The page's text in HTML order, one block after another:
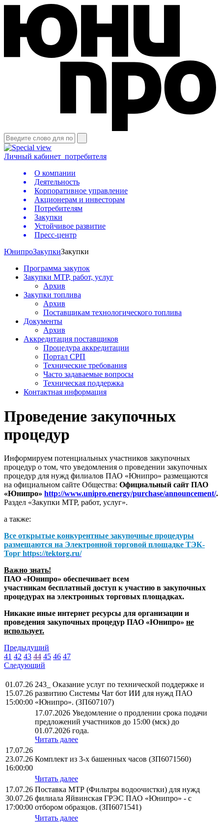
Личный кабинет потребителя
О компании
Деятельность
Корпоративное управление
Акционерам и инвесторам
Потребителям
Закупки
Устойчивое развитие
Пресс-центр
ЮнипроЗакупкиЗакупки
Программа закупок
Закупки МТР, работ, услуг
Архив
Закупки топлива
Архив
Поставщикам технологического топлива
Документы
Архив
Аккредитация поставщиков
Процедура аккредитации
Портал СРП
Технические требования
Часто задаваемые вопросы
Техническая поддержка
Контактная информация
Проведение закупочных
процедур
Информируем потенциальных участников закупочных
процедур о том, что уведомления о проведении закупочных
процедур для нужд филиалов ПАО «Юнипро» размещаются
на официальном сайте Общества: Официальный сайт ПАО
«Юнипро» http://www.unipro.energy/purchase/announcement/.
Раздел «Закупки МТР, работ, услуг».
а также:
Все открытые конкурентные закупочные процедуры
размещаются на Электронной торговой площадке ТЭК-
Торг https://tektorg.ru/
Важно знать!
ПАО «Юнипро» обеспечивает всем
участникам бесплатный доступ к участию в закупочных
процедурах на электронных торговых площадках.
Никакие иные интернет ресурсы для организации и
проведения закупочных процедур ПАО «Юнипро» не
использует.
Предыдущий
41 42 43 44 45 46 47
Следующий
01.07.26
15.07.26
15:00:00
243_ Оказание услуг по технической поддержке и
развитию Системы Чат бот ИИ для нужд ПАО
«Юнипро». (ЗП607107)
17.07.2026 Уведомление о продлении срока подачи
предложений участников до 15:00 (мск) до
01.07.2026 года.
Читать далее
17.07.26
23.07.26
16:00:00
Комплект из 3-х башенных часов (ЗП6071560)
Читать далее
17.07.26
30.07.26
17:00:00
Поставка МТР (Фильтры водоочистки) для нужд
филиала Яйвинская ГРЭС ПАО «Юнипро» - с
отбором образцов. (ЗП6071541)
Читать далее